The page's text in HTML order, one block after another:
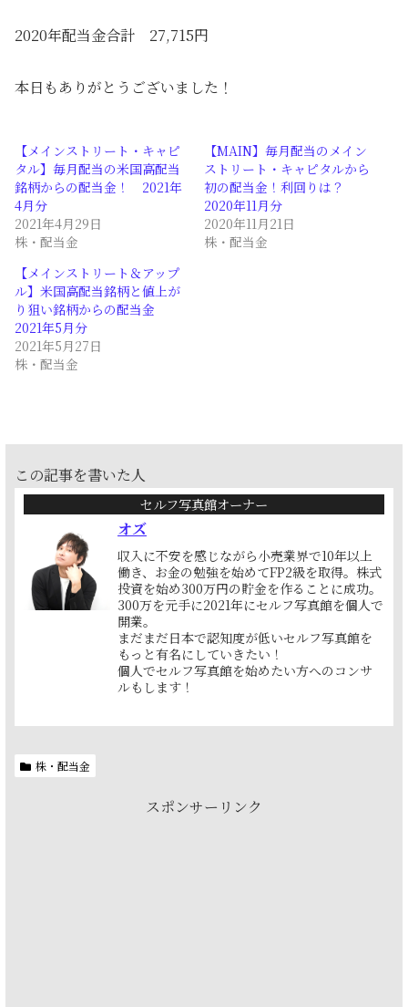
2020年配当金合計 27,715円
本日もありがとうございました！
【メインストリート・キャピ
タル】毎月配当の米国高配当
銘柄からの配当金！ 2021年
4月分
2021年4月29日
株・配当金
【MAIN】毎月配当のメイン
ストリート・キャピタルから
初の配当金！利回りは？
2020年11月分
2020年11月21日
株・配当金
【メインストリート＆アップ
ル】米国高配当銘柄と値上が
り狙い銘柄からの配当金
2021年5月分
2021年5月27日
株・配当金
この記事を書いた人
セルフ写真館オーナー
オズ
収入に不安を感じながら小売業界で10年以上
働き、お金の勉強を始めてFP2級を取得。株式
投資を始め300万円の貯金を作ることに成功。
300万を元手に2021年にセルフ写真館を個人で
開業。
まだまだ日本で認知度が低いセルフ写真館を
もっと有名にしていきたい！
個人でセルフ写真館を始めたい方へのコンサ
ルもします！
株・配当金
スポンサーリンク